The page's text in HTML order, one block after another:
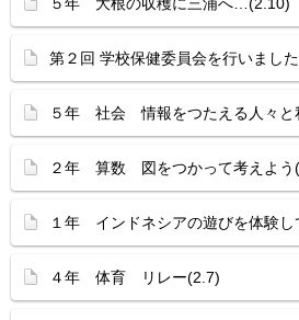
第２回 学校保健委員会を行いまし
５年 社会 情報をつたえる人々と
２年 算数 図をつかって考えよう
１年 インドネシアの遊びを体験し
４年 体育 リレー(2.7)